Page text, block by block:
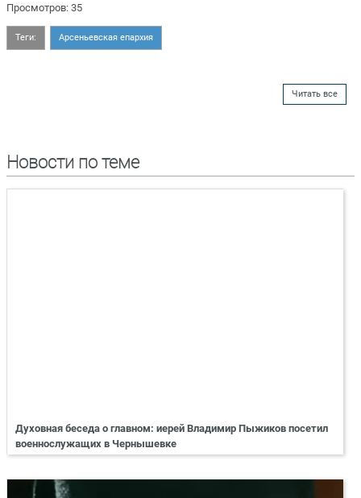
Просмотров: 35
Теги: Арсеньевская епархия
Читать все
Новости по теме
Духовная беседа о главном: иерей Владимир Пыжиков посетил
военнослужащих в Чернышевке